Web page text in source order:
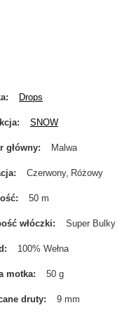
Drops
SNOW
główny Malwa
Czerwony Różowy
50 m
włóczki Super Bulky
100% Wełna
motka 50 g
druty 9 mm